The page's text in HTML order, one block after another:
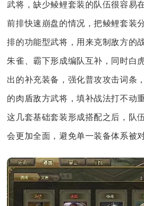
武将，缺少鲮鲤套装的队伍很容易
前排快速崩盘的情况，把鲮鲤套装
排的功能型武将，用来克制敌方的
朱雀、霸下形成编队互补，同时白
出的补充装备，强化普攻攻击词条
的肉盾敌方武将，填补战法打不动
这几套基础套装形成搭配之后，队
会更加全面，避免单一装备体系被